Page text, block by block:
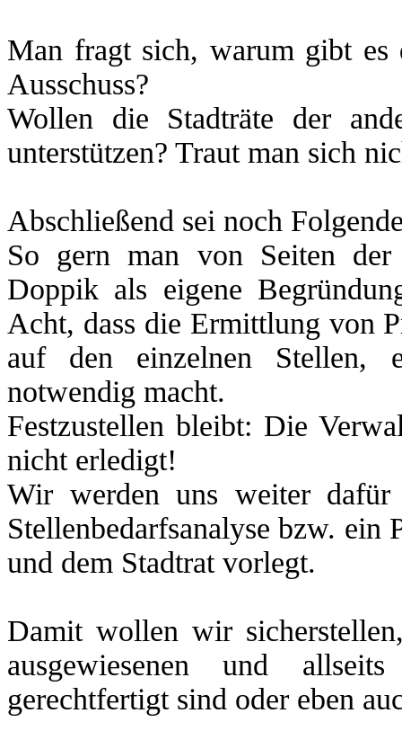
Man fragt sich, warum gibt
Ausschuss?
Wollen die Stadträte der
unterstützen? Traut man sich
Abschließend sei noch
So gern man von Seiten
Doppik als eigene
Acht, dass die Ermittlung von
auf den einzelnen Stellen,
notwendig macht.
Festzustellen bleibt: Die
nicht erledigt!
Wir werden uns weiter dafür
Stellenbedarfsanalyse bzw. ein
und dem Stadtrat vorlegt.
Damit wollen wir
ausgewiesenen und
gerechtfertigt sind oder eben